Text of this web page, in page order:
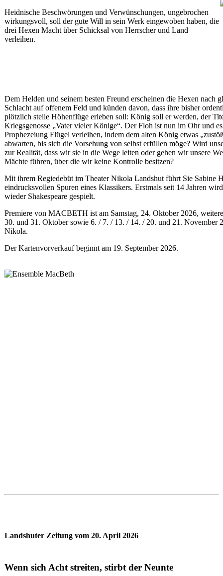
Heidnische Beschwörungen und Verwünschungen, ungebrochen
wirkungsvoll, soll der gute Will in sein Werk eingewoben haben, die
drei Hexen Macht über Schicksal von Herrscher und Land
verleihen.
Dem Helden und seinem besten Freund erscheinen die Hexen nach
Schlacht auf offenem Feld und künden davon, dass ihre bisher
plötzlich steile Höhenflüge erleben soll: König soll er werden, der
Kriegsgenosse „Vater vieler Könige“. Der Floh ist nun im Ohr und
Prophezeiung Flügel verleihen, indem dem alten König etwas
abwarten, bis sich die Vorsehung von selbst erfüllen möge? Wird
zur Realität, dass wir sie in die Wege leiten oder gehen wir unsere
Mächte führen, über die wir keine Kontrolle besitzen?
Mit ihrem Regiedebüt im Theater Nikola Landshut führt Sie Sabine
eindrucksvollen Spuren eines Klassikers. Erstmals seit 14 Jahren
wieder Shakespeare gespielt.
Premiere von MACBETH ist am Samstag, 24. Oktober 2026,
30. und 31. Oktober sowie 6. / 7. / 13. / 14. / 20. und 21. November
Nikola.
Der Kartenvorverkauf beginnt am 19. September 2026.
Landshuter Zeitung vom 20. April 2026
Wenn sich Acht streiten, stirbt der Neunte